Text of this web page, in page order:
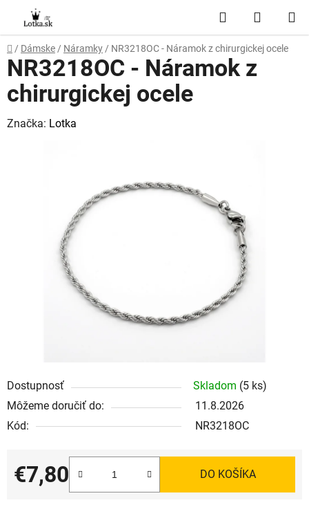
obsah
Hľadať
KOŠÍK
Domov
/ Dámske / Náramky / NR3218OC - Náramok z chirurgickej ocele
Dostupnosť Skladom (5 ks)
Môžeme doručiť do:
11.8.2026
Kód:
NR3218OC
€7,80
Jednotková cena:
DO KOŠÍKA
NR3218OC - Náramok z
chirurgickej ocele
Značka: Lotka